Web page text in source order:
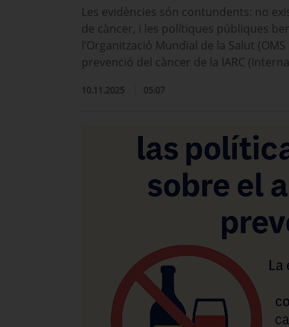
Les evidències són contundents: no
de càncer, i les polítiques públiques
l’Organització Mundial de la Salut
prevenció del càncer de la IARC
10.11.2025 05:07